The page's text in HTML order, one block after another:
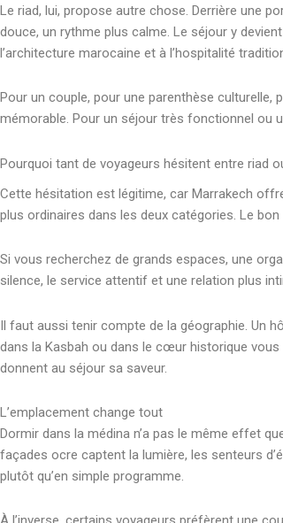
Le riad, lui, propose autre chose. Derrière une
douce, un rythme plus calme. Le séjour y
l’architecture marocaine et à l’hospitalité
Pour un couple, pour une parenthèse culturelle,
mémorable. Pour un séjour très fonctionnel ou
Pourquoi tant de voyageurs hésitent entre riad
Cette hésitation est légitime, car Marrakech
plus ordinaires dans les deux catégories. Le
Si vous recherchez de grands espaces, une
silence, le service attentif et une relation plus
Il faut aussi tenir compte de la géographie. Un
dans la Kasbah ou dans le cœur historique vous
donnent au séjour sa saveur.
L’emplacement change tout
Dormir dans la médina n’a pas le même effet
façades ocre captent la lumière, les senteurs
plutôt qu’en simple programme.